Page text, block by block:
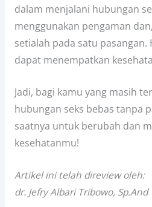
dalam menjalani hubungan
menggunakan pengaman
setialah pada satu
dapat menempatkan
Jadi, bagi kamu yang masih
hubungan seks bebas tanpa
saatnya untuk berubah dan
kesehatanmu!
Artikel ini telah direview oleh:
dr. Jefry Albari Tribowo, Sp.And